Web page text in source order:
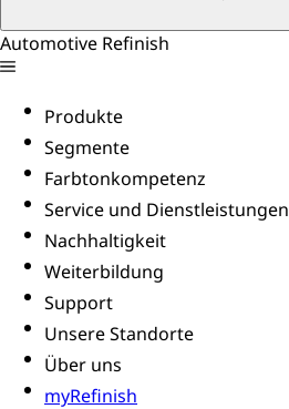
Automotive Refinish
Produkte
Segmente
Farbtonkompetenz
Service und Dienstleistungen
Nachhaltigkeit
Weiterbildung
Support
Unsere Standorte
Über uns
myRefinish